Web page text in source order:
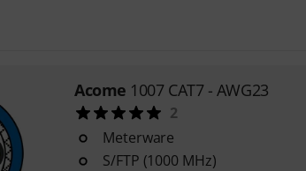
Acome 1007 CAT7 - AWG23
2
Meterware
S/FTP (1000 MHz)